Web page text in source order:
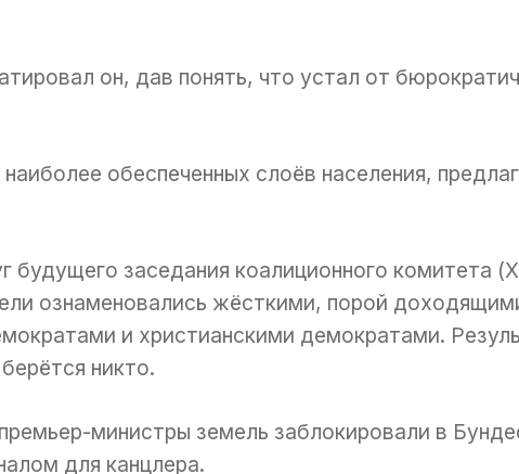
он, дав понять, что устал от
обеспеченных слоёв населения,
будущего заседания коалиционного комитета
ознаменовались жёсткими, порой
и христианскими демократами.
никто.
министры земель заблокировали в
для канцлера.